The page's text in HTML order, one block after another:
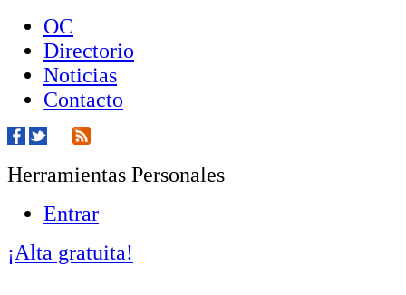
OC
Directorio
Noticias
Contacto
Herramientas Personales
Entrar
¡Alta gratuita!